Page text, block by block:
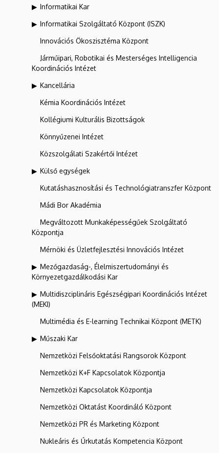
Informatikai Kar
Informatikai Szolgáltató Központ (ISZK)
Innovációs Ökoszisztéma Központ
Járműipari, Robotikai és Mesterséges Intelligencia
Koordinációs Intézet
Kancellária
Kémia Koordinációs Intézet
Kollégiumi Kulturális Bizottságok
Könnyűzenei Intézet
Közszolgálati Szakértői Intézet
Külső egységek
Kutatáshasznosítási és Technológiatranszfer Központ
Mádi Bor Akadémia
Megváltozott Munkaképességűek Szolgáltató
Központja
Mérnöki és Üzletfejlesztési Innovációs Intézet
Mezőgazdaság-, Élelmiszertudományi és
Környezetgazdálkodási Kar
Multidiszciplináris Egészségipari Koordinációs Intézet
(MEKI)
Multimédia és E-learning Technikai Központ (METK)
Műszaki Kar
Nemzetközi Felsőoktatási Rangsorok Központ
Nemzetközi K+F Kapcsolatok Központja
Nemzetközi Kapcsolatok Központja
Nemzetközi Oktatást Koordináló Központ
Nemzetközi PR és Marketing Központ
Nukleáris és Űrkutatás Kompetencia Központ